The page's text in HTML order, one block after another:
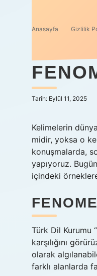
Anasayfa Gizlilik
Tarih: Eylül 11, 2025
Kelimelerin
midir, yoksa o
konuşmalarda,
yapıyoruz.
içindeki
Türk Dil Kurumu
karşılığını
olarak
farklı alanlarda